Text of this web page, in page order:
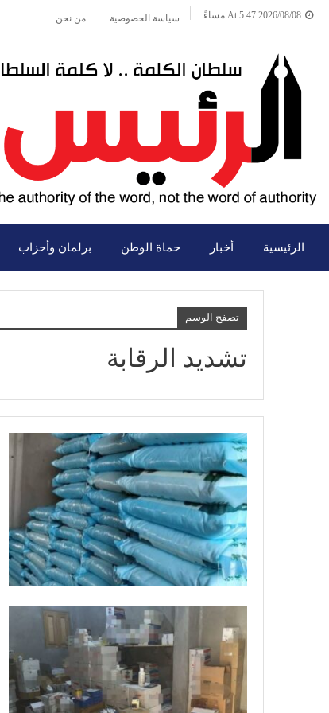
2026/08/08 At 5:47 مساءً سياسة الخصوصية من نحن
الرئيسية أخبار حماة الوطن برلمان وأحزاب
تصفح الوسم
تشديد الرقابة